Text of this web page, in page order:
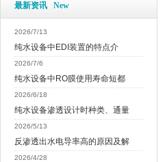
最新资讯 New
2026/7/13
纯水设备中EDI装置的特点介
2026/7/6
纯水设备中RO膜使用寿命短都
2026/6/18
纯水设备渗透设计时种类、通量
2026/5/13
反渗透出水电导率高的原因及解
2026/4/28